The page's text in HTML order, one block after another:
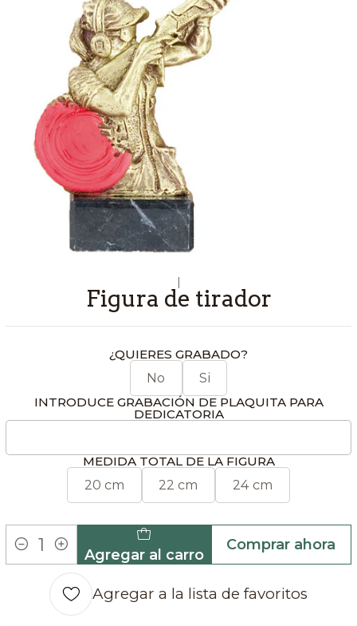
|
Figura de tirador
¿QUIERES GRABADO?
No Si
INTRODUCE GRABACIÓN DE PLAQUITA PARA
DEDICATORIA
MEDIDA TOTAL DE LA FIGURA
20 cm 22 cm 24 cm
Cantidad Agregar al carro
Comprar ahora
Agregar a la lista de favoritos